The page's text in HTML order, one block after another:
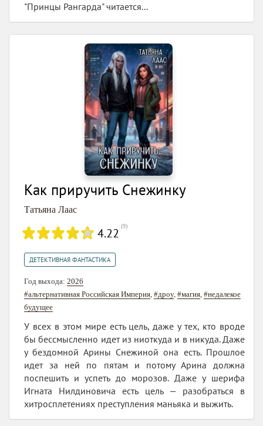
"Принцы Рангарда" читается...
Как приручить Снежинку
Татьяна Лаас
4.22 (9)
ДЕТЕКТИВНАЯ ФАНТАСТИКА
Год выхода: 2026
#альтернативная Российская Империя, #дроу, #магия, #недалекое
будущее
У всех в этом мире есть цель, даже у тех, кто вроде
бы бессмысленно идет из ниоткуда и в никуда. Даже
у бездомной Арины Снежиной она есть. Прошлое
идет за ней по пятам и потому Арина должна
поспешить и успеть до морозов. Даже у шерифа
Игната Нилдиновича есть цель — разобраться в
хитросплетениях преступления маньяка и выжить.